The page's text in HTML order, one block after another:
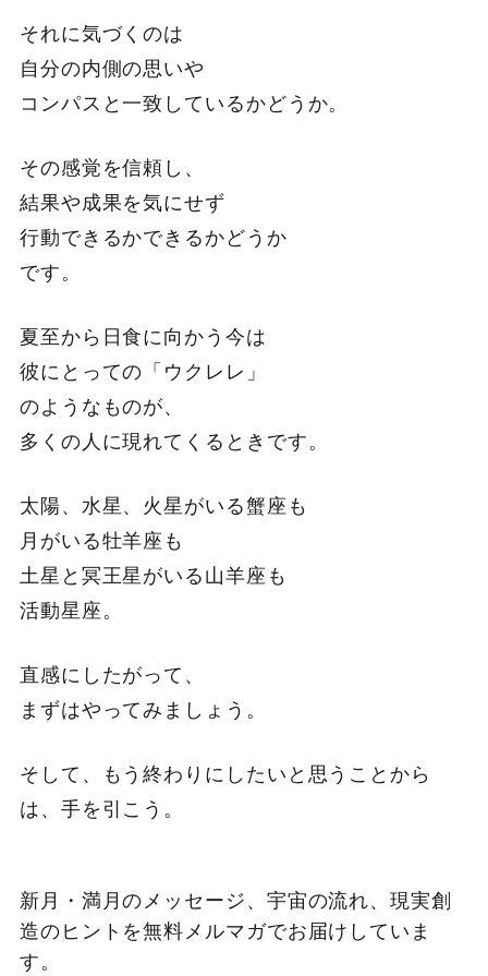
それに気づくのは
自分の内側の思いや
コンパスと一致しているかどうか。
その感覚を信頼し、
結果や成果を気にせず
行動できるかできるかどうか
です。
夏至から日食に向かう今は
彼にとっての「ウクレレ」
のようなものが、
多くの人に現れてくるときです。
太陽、水星、火星がいる蟹座も
月がいる牡羊座も
土星と冥王星がいる山羊座も
活動星座。
直感にしたがって、
まずはやってみましょう。
そして、もう終わりにしたいと思うことから
は、手を引こう。
新月・満月のメッセージ、宇宙の流れ、現実創
造のヒントを無料メルマガでお届けしていま
す。